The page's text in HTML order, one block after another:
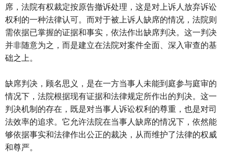
席，法院有权裁定按原告撤诉处理，这是对上诉人放弃诉讼
权利的一种法律认可。而对于被上诉人缺席的情况，法院则
需依据已掌握的证据和事实，依法作出缺席判决。这一判决
并非随意为之，而是建立在法院对案件全面、深入审查的基
础之上。
缺席判决，顾名思义，是在一方当事人未能到庭参与庭审的
情况下，法院根据现有证据和法律规定所作出的判决。这一
判决机制的存在，既是对当事人诉讼权利的尊重，也是对司
法效率的追求。它允许法院在当事人缺席的情况下，依然能
够依据事实和法律作出公正的裁决，从而维护了法律的权威
和尊严。